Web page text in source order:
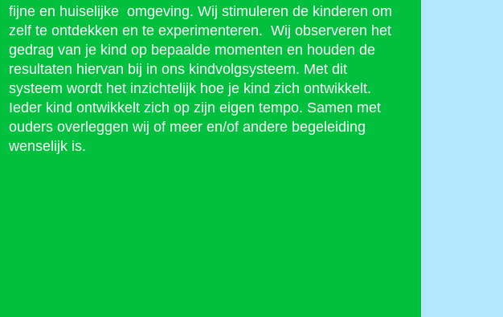
fijne en huiselijke omgeving. Wij stimuleren de kinderen om
zelf te ontdekken en te experimenteren. Wij observeren het
gedrag van je kind op bepaalde momenten en houden de
resultaten hiervan bij in ons kindvolgsysteem. Met dit
systeem wordt het inzichtelijk hoe je kind zich ontwikkelt.
Ieder kind ontwikkelt zich op zijn eigen tempo. Samen met
ouders overleggen wij of meer en/of andere begeleiding
wenselijk is.